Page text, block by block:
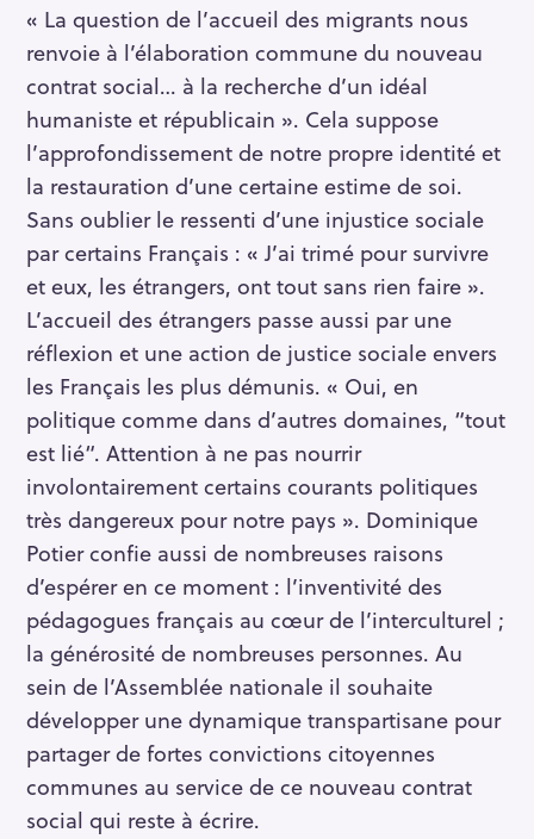
« La question de l’accueil des migrants nous
renvoie à l’élaboration commune du nouveau
contrat social… à la recherche d’un idéal
humaniste et républicain ». Cela suppose
l’approfondissement de notre propre identité et
la restauration d’une certaine estime de soi.
Sans oublier le ressenti d’une injustice sociale
par certains Français : « J’ai trimé pour survivre
et eux, les étrangers, ont tout sans rien faire ».
L’accueil des étrangers passe aussi par une
réflexion et une action de justice sociale envers
les Français les plus démunis. « Oui, en
politique comme dans d’autres domaines, “tout
est lié“. Attention à ne pas nourrir
involontairement certains courants politiques
très dangereux pour notre pays ». Dominique
Potier confie aussi de nombreuses raisons
d’espérer en ce moment : l’inventivité des
pédagogues français au cœur de l’interculturel ;
la générosité de nombreuses personnes. Au
sein de l’Assemblée nationale il souhaite
développer une dynamique transpartisane pour
partager de fortes convictions citoyennes
communes au service de ce nouveau contrat
social qui reste à écrire.
e
a
r
c
h
f